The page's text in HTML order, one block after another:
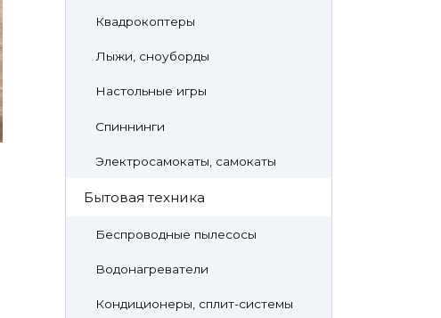
Квадрокоптеры
Лыжи, сноуборды
Настольные игры
Спиннинги
Электросамокаты, самокаты
Бытовая техника
Беспроводные пылесосы
Водонагреватели
Кондиционеры, сплит-системы